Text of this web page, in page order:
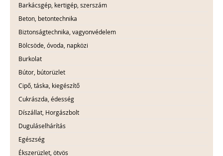
Barkácsgép, kertigép, szerszám
Beton, betontechnika
Biztonságtechnika, vagyonvédelem
Bölcsöde, óvoda, napközi
Burkolat
Bútor, bútorüzlet
Cipő, táska, kiegészítő
Cukrászda, édesség
Díszállat, Horgászbolt
Duguláselhárítás
Egészség
Ékszerüzlet, ötvös